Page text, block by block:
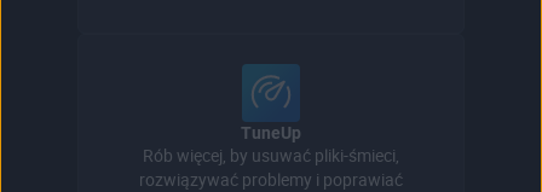
TuneUp
Rób więcej, by usuwać pliki-śmieci,
rozwiązywać problemy i poprawiać